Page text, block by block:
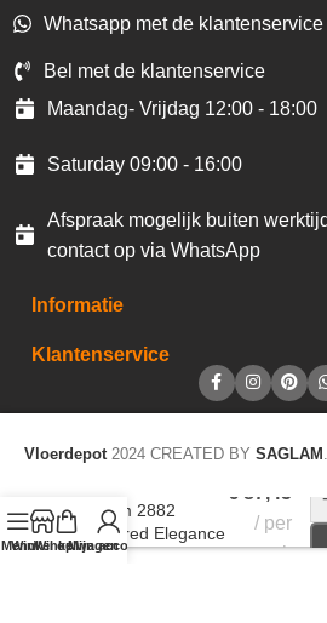
Whatsapp met de klantenservice
Bel met de klantenservice
Maandag- Vrijdag 12:00 - 18:00
Saturday 09:00 - 16:00
Afspraak mogelijk buiten
contact op via WhatsApp
Informatie
Klantenservice
Vloerdepot 2024 CREATED BY SAGLAM
Menu
Winkel op
Winkelwagen
Mijn account
LVT Design 340
0.4mm 2882
Ambered Elegance
18,42×121,92
€ 87,45
per
pak
-